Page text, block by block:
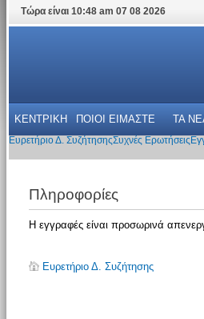
Τώρα είναι 10:48 am 07 08 2026
ΚΕΝΤΡΙΚΗ ΠΟΙΟΙ ΕΙΜΑΣΤΕ ΤΑ
Ευρετήριο Δ. ΣυζήτησηςΣυχνές Ερωτήσεις
Πληροφορίες
Η εγγραφές είναι προσωρινά
Ευρετήριο Δ. Συζήτησης